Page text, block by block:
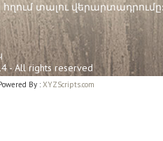
հղում տալու վերարտադրումը:
- All rights reserved
By :XYZScripts.com